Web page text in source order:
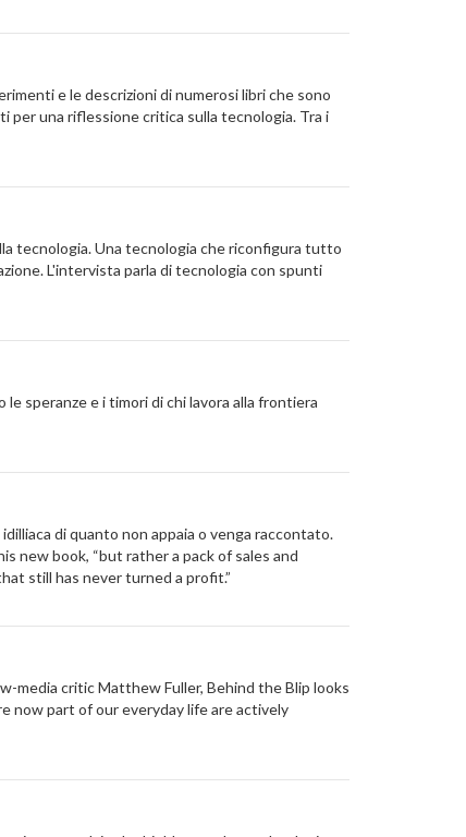
e le descrizioni di numerosi libri che sono
una riflessione critica sulla tecnologia. Tra i
tecnologia. Una tecnologia che riconfigura tutto
L'intervista parla di tecnologia con spunti
speranze e i timori di chi lavora alla frontiera
di quanto non appaia o venga raccontato.
new book, “but rather a pack of sales and
still has never turned a profit.”
media critic Matthew Fuller, Behind the Blip looks
now part of our everyday life are actively